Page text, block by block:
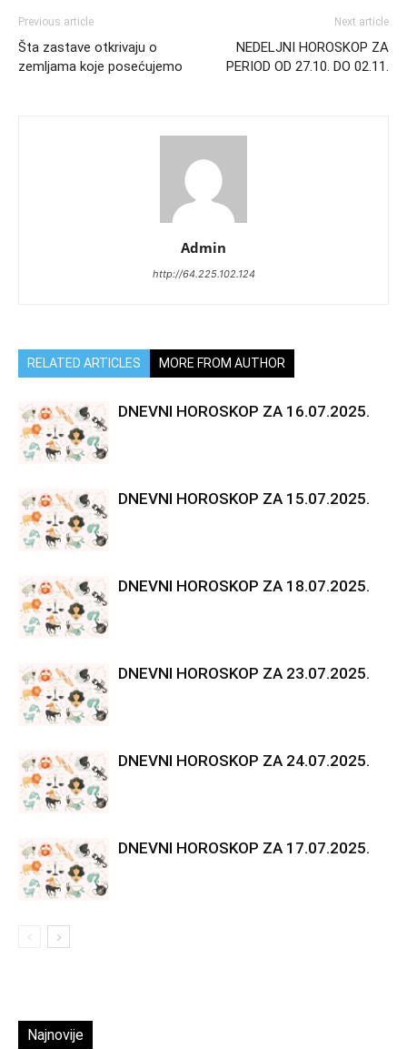
Previous article
Šta zastave otkrivaju o
zemljama koje posećujemo
Next article
NEDELJNI HOROSKOP ZA
PERIOD OD 27.10. DO 02.11.
Admin
http://64.225.102.124
RELATED ARTICLES MORE FROM AUTHOR
DNEVNI HOROSKOP ZA 16.07.2025.
DNEVNI HOROSKOP ZA 15.07.2025.
DNEVNI HOROSKOP ZA 18.07.2025.
DNEVNI HOROSKOP ZA 23.07.2025.
DNEVNI HOROSKOP ZA 24.07.2025.
DNEVNI HOROSKOP ZA 17.07.2025.
Najnovije